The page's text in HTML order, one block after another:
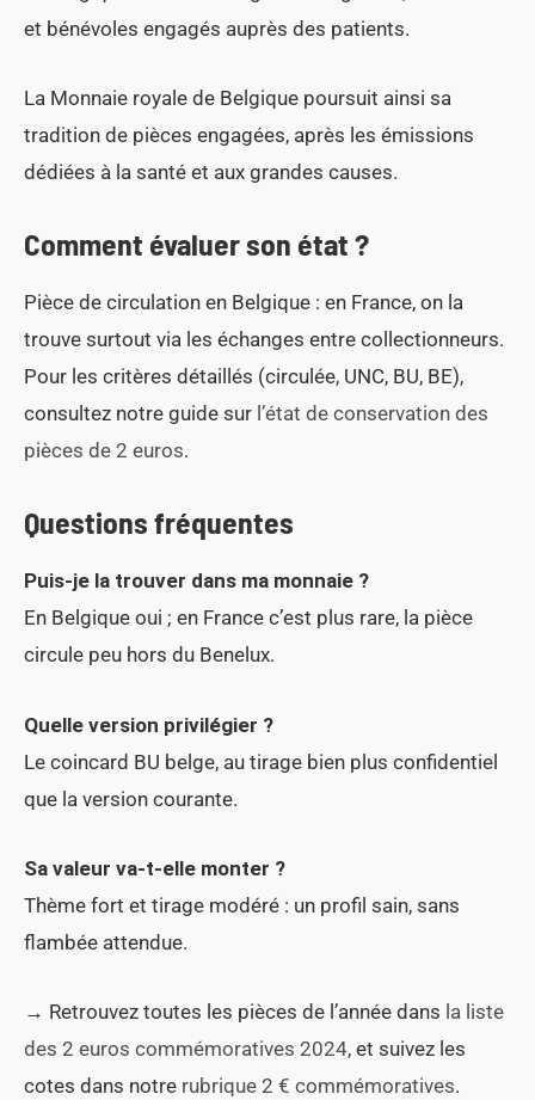
et bénévoles engagés auprès des patients.
La Monnaie royale de Belgique poursuit ainsi sa
tradition de pièces engagées, après les émissions
dédiées à la santé et aux grandes causes.
Comment évaluer son état ?
Pièce de circulation en Belgique : en France, on la
trouve surtout via les échanges entre collectionneurs.
Pour les critères détaillés (circulée, UNC, BU, BE),
consultez notre guide sur l’état de conservation des
pièces de 2 euros.
Questions fréquentes
Puis-je la trouver dans ma monnaie ?
En Belgique oui ; en France c’est plus rare, la pièce
circule peu hors du Benelux.
Quelle version privilégier ?
Le coincard BU belge, au tirage bien plus confidentiel
que la version courante.
Sa valeur va-t-elle monter ?
Thème fort et tirage modéré : un profil sain, sans
flambée attendue.
→ Retrouvez toutes les pièces de l’année dans la liste
des 2 euros commémoratives 2024, et suivez les
cotes dans notre rubrique 2 € commémoratives.